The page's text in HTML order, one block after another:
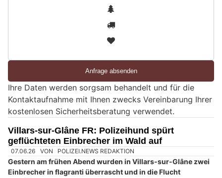
e
i
n
e
n
s
c
Ihre Daten werden sorgsam behandelt und für die
Kontaktaufnahme mit Ihnen zwecks Vereinbarung Ihrer
kostenlosen Sicherheitsberatung verwendet.
Villars-sur-Glâne FR: Polizeihund spürt
geflüchteten Einbrecher im Wald auf